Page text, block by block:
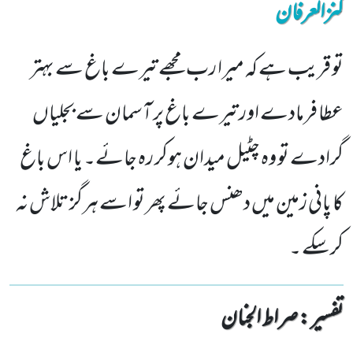
کنزالعرفان
تو قریب ہے کہ میرا رب مجھے تیرے باغ سے بہتر
عطا فرمادے اور تیرے باغ پر آسمان سے بجلیاں
گرادے تو وہ چٹیل میدان ہوکر رہ جائے۔ یا اس باغ
کا پانی زمین میں دھنس جائے پھر تو اسے ہرگز تلاش نہ
کرسکے ۔
تفسیر : ‎صراط الجنان